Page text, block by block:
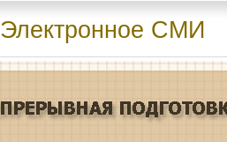
Электронное СМИ